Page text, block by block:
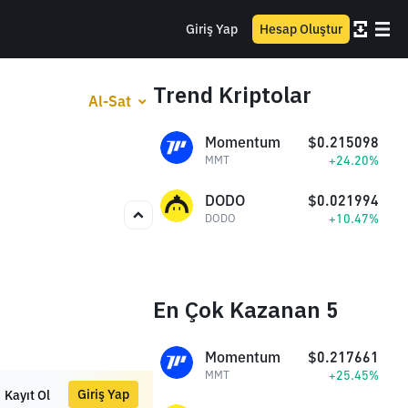
Giriş Yap Hesap Oluştur
Al-Sat
Kayıt Ol Giriş Yap
Trend Kriptolar
Momentum
MMT
$0.215098
+24.20%
DODO
DODO
$0.021994
+10.47%
En Çok Kazanan 5
Momentum
MMT
$0.217661
+25.45%